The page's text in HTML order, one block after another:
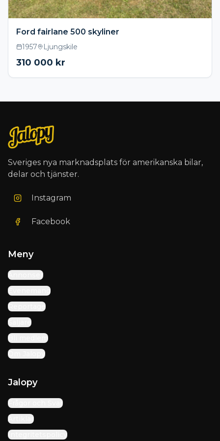
Ford fairlane 500 skyliner
1957 Ljungskile
310 000 kr
Sveriges nya marknadsplats för amerikanska bilar,
delar och tjänster.
Instagram
Facebook
Meny
Annonser
Evenemang
Reportage
Säljare
Bli medlem
Om Jalopy
Jalopy
Frågor och Svar
Artiklar
Integritetspolicy